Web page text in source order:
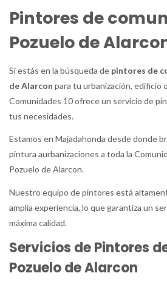
Pintores de
Pozuelo de
Si estás en la búsqueda de pintores de
de Alarcon para tu urbanización, edificio
Comunidades 10 ofrece un servicio de
tus necesidades.
Estamos en Majadahonda desde donde
pintura aurbanizaciones a toda la
Pozuelo de Alarcon.
Nuestro equipo de pintores está
amplia experiencia, lo que garantiza un
máxima calidad.
Servicios de Pintores
Pozuelo de Alarcon